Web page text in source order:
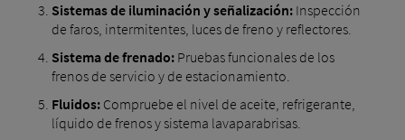
Sistemas de iluminación y señalización:Inspección
de faros, intermitentes, luces de freno y reflectores.
Sistema de frenado:Pruebas funcionales de los
frenos de servicio y de estacionamiento.
Fluidos:Compruebe el nivel de aceite, refrigerante,
líquido de frenos y sistema lavaparabrisas.